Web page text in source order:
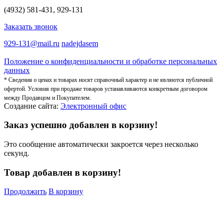
(4932) 581-431, 929-131
Заказать звонок
929-131@mail.ru nadejdasem
Положение о конфиденциальности и обработке персональных
данных
* Сведения о ценах и товарах носят справочный характер и не являются публичной
офертой. Условия при продаже товаров устанавливаются конкретным договором
между Продавцом и Покупателем.
Создание сайта: Электронный офис
Заказ успешно добавлен в корзину!
Это сообщение автоматически закроется через несколько
секунд.
Товар добавлен в корзину!
Продолжить В корзину